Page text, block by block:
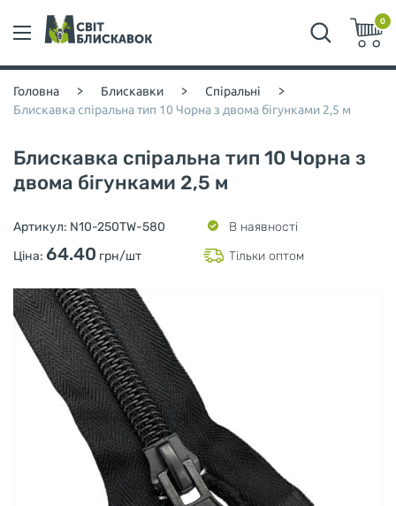
0
Головна > Блискавки > Спіральні >
Блискавка спіральна тип 10 Чорна з двома бігунками 2,5 м
Блискавка спіральна тип 10 Чорна з
двома бігунками 2,5 м
Артикул: N10-250TW-580
В наявності
Ціна: 64.40 грн/шт Тільки оптом